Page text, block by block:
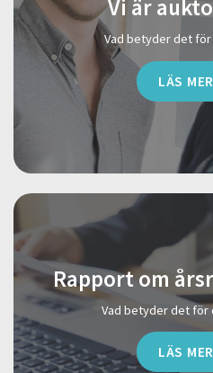
Vi är
Vad betyder det för
LÄS
Rapport om
Vad betyder det för
LÄS